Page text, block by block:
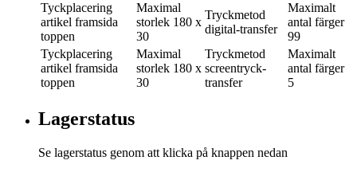
Tyckplacering
artikel framsida
toppen
Maximal
storlek 180 x
30
Tryckmetod
digital-transfer
Maximalt
antal färger
99
Tyckplacering
artikel framsida
toppen
Maximal
storlek 180 x
30
Tryckmetod
screentryck-
transfer
Maximalt
antal färger
5
Lagerstatus
Se lagerstatus genom att klicka på knappen nedan